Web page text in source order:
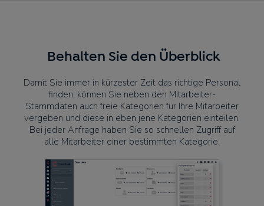
Behalten Sie den Überblick
Damit Sie immer in kürzester Zeit das richtige Personal
finden, können Sie neben den Mitarbeiter-
Stammdaten auch freie Kategorien für Ihre Mitarbeiter
vergeben und diese in eben jene Kategorien einteilen.
Bei jeder Anfrage haben Sie so schnellen Zugriff auf
alle Mitarbeiter einer bestimmten Kategorie.